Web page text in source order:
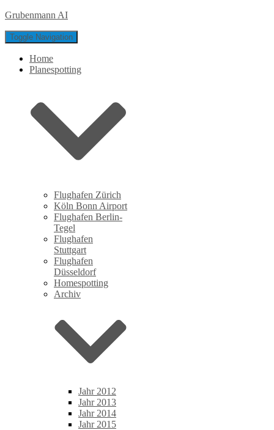
Grubenmann AI
Toggle Navigation
Home
Planespotting
Flughafen Zürich
Köln Bonn Airport
Flughafen Berlin-
Tegel
Flughafen
Stuttgart
Flughafen
Düsseldorf
Homespotting
Archiv
Jahr 2012
Jahr 2013
Jahr 2014
Jahr 2015